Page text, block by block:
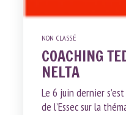
NON CLASSÉ
COACHING
NELTA
Le 6 juin dernier
de l’Essec sur la